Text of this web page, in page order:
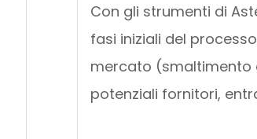
Con gli strumenti di
fasi iniziali del
mercato (smaltimento
potenziali fornitori,